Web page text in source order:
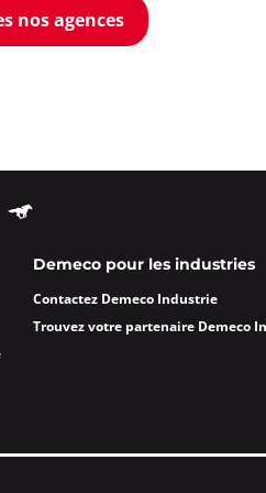
nos agences
Demeco pour les industries
Contactez Demeco Industrie
Trouvez votre partenaire Demeco